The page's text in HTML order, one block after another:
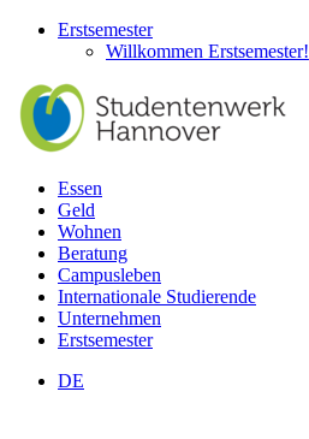
Erstsemester
Willkommen Erstsemester!
Essen
Geld
Wohnen
Beratung
Campusleben
Internationale Studierende
Unternehmen
Erstsemester
DE